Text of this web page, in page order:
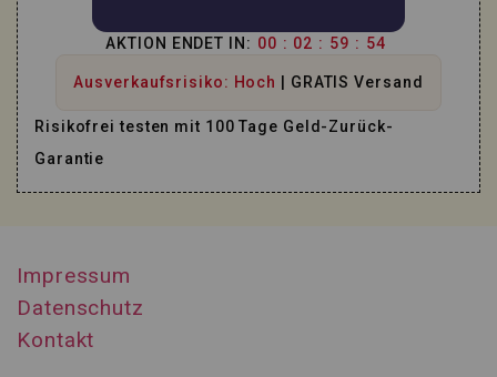
AKTION ENDET IN: 00 : 02 : 59 : 53
Ausverkaufsrisiko: Hoch | GRATIS Versand
Risikofrei testen mit 100 Tage Geld-Zurück-
Garantie
Impressum
Datenschutz
Kontakt